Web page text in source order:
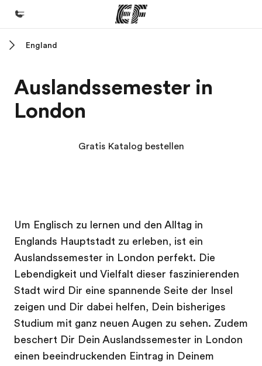
Programme
Alle Programme ansehen
Karriere
Werde Teil unseres Teams
England
Auslandssemester in
London
Gratis Katalog bestellen
Um Englisch zu lernen und den Alltag in
Englands Hauptstadt zu erleben, ist ein
Auslandssemester in London perfekt. Die
Lebendigkeit und Vielfalt dieser faszinierenden
Stadt wird Dir eine spannende Seite der Insel
zeigen und Dir dabei helfen, Dein bisheriges
Studium mit ganz neuen Augen zu sehen. Zudem
beschert Dir Dein Auslandssemester in London
einen beeindruckenden Eintrag in Deinem